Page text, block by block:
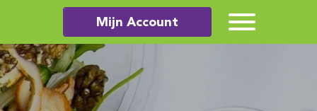
Mijn Account